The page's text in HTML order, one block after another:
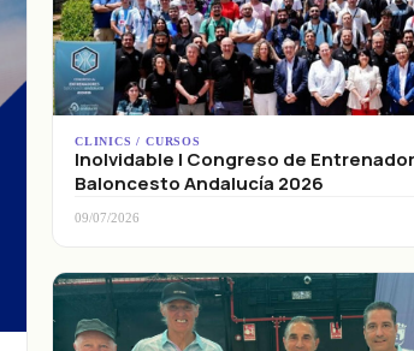
CLINICS / CURSOS
Inolvidable I Congreso de
Baloncesto Andalucía 2026
09/07/2026